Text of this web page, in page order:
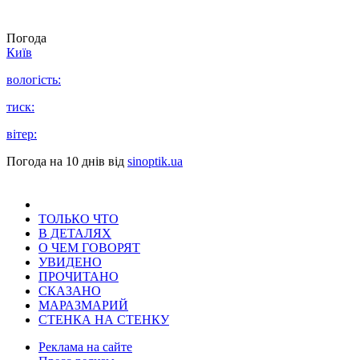
Погода
Київ
вологість:
тиск:
вітер:
Погода на 10 днів від sinoptik.ua
ТОЛЬКО ЧТО
В ДЕТАЛЯХ
О ЧЕМ ГОВОРЯТ
УВИДЕНО
ПРОЧИТАНО
СКАЗАНО
МАРАЗМАРИЙ
СТЕНКА НА СТЕНКУ
Реклама на сайте